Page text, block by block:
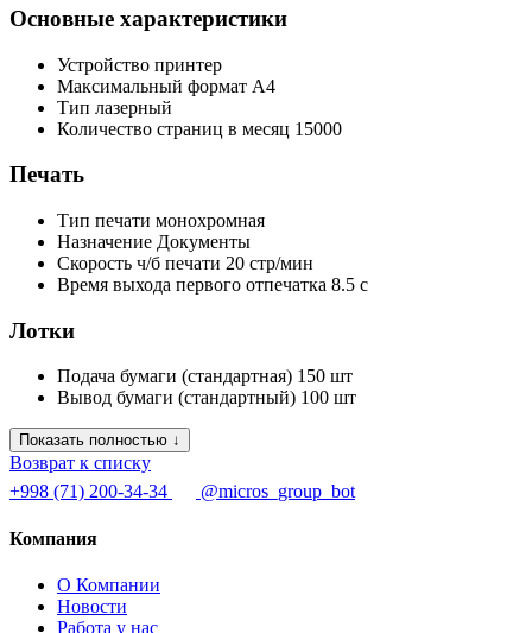
Основные характеристики
Устройство принтер
Максимальный формат A4
Тип лазерный
Количество страниц в месяц 15000
Печать
Тип печати монохромная
Назначение Документы
Скорость ч/б печати 20 стр/мин
Время выхода первого отпечатка 8.5 с
Лотки
Подача бумаги (стандартная) 150 шт
Вывод бумаги (стандартный) 100 шт
Показать полностью ↓
Возврат к списку
+998 (71) 200-34-34
@micros_group_bot
Компания
О Компании
Новости
Работа у нас